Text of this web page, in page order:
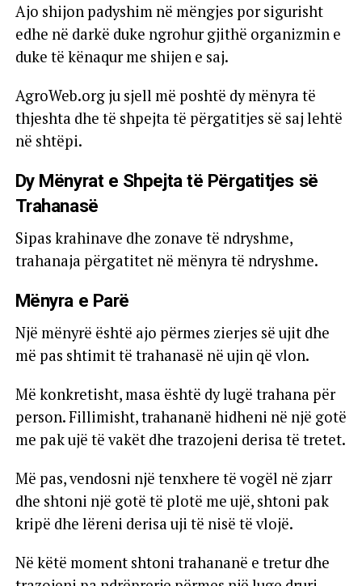
Ajo shijon padyshim në mëngjes por sigurisht
edhe në darkë duke ngrohur gjithë organizmin e
duke të kënaqur me shijen e saj.
AgroWeb.org ju sjell më poshtë dy mënyra të
thjeshta dhe të shpejta të përgatitjes së saj lehtë
në shtëpi.
Dy Mënyrat e Shpejta të Përgatitjes së
Trahanasë
Sipas krahinave dhe zonave të ndryshme,
trahanaja përgatitet në mënyra të ndryshme.
Mënyra e Parë
Një mënyrë është ajo përmes zierjes së ujit dhe
më pas shtimit të trahanasë në ujin që vlon.
Më konkretisht, masa është dy lugë trahana për
person. Fillimisht, trahananë hidheni në një gotë
me pak ujë të vakët dhe trazojeni derisa të tretet.
Më pas, vendosni një tenxhere të vogël në zjarr
dhe shtoni një gotë të plotë me ujë, shtoni pak
kripë dhe lëreni derisa uji të nisë të vlojë.
Në këtë moment shtoni trahananë e tretur dhe